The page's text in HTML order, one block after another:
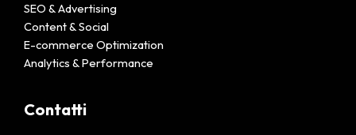
SEO & Advertising
Content & Social
E-commerce Optimization
Analytics & Performance
Contatti